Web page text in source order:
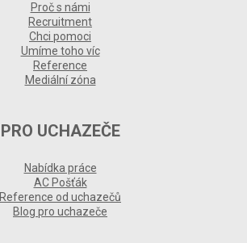
Proč s námi
Recruitment
Chci pomoci
Umíme toho víc
Reference
Mediální zóna
PRO UCHAZEČE
Nabídka práce
AC Pošťák
Reference od uchazečů
Blog pro uchazeče